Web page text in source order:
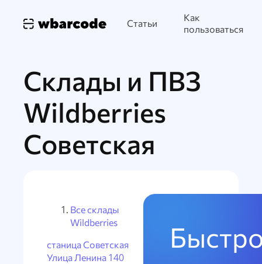
Статьи
Как
пользоваться
Склады и ПВЗ
Wildberries
Советская
Все склады
Wildberries
станица Советская
Улица Ленина 140